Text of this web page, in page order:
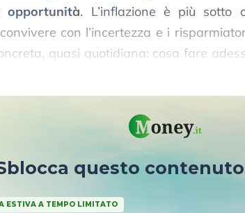
opportunità. L’inflazione è più sotto
con l’incertezza e i
quasi quotidiana: cosa fare
questo
ESTIVA A TEMPO LIMITATO